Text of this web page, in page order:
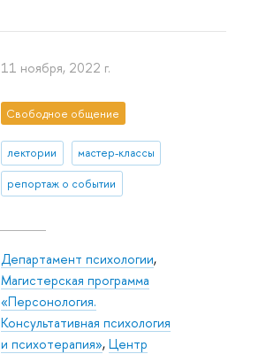
11 ноября, 2022 г.
Свободное общение
лектории мастер-классы
репортаж о событии
Департамент психологии,
Магистерская программа
«Персонология.
Консультативная психология
и психотерапия»,Центр